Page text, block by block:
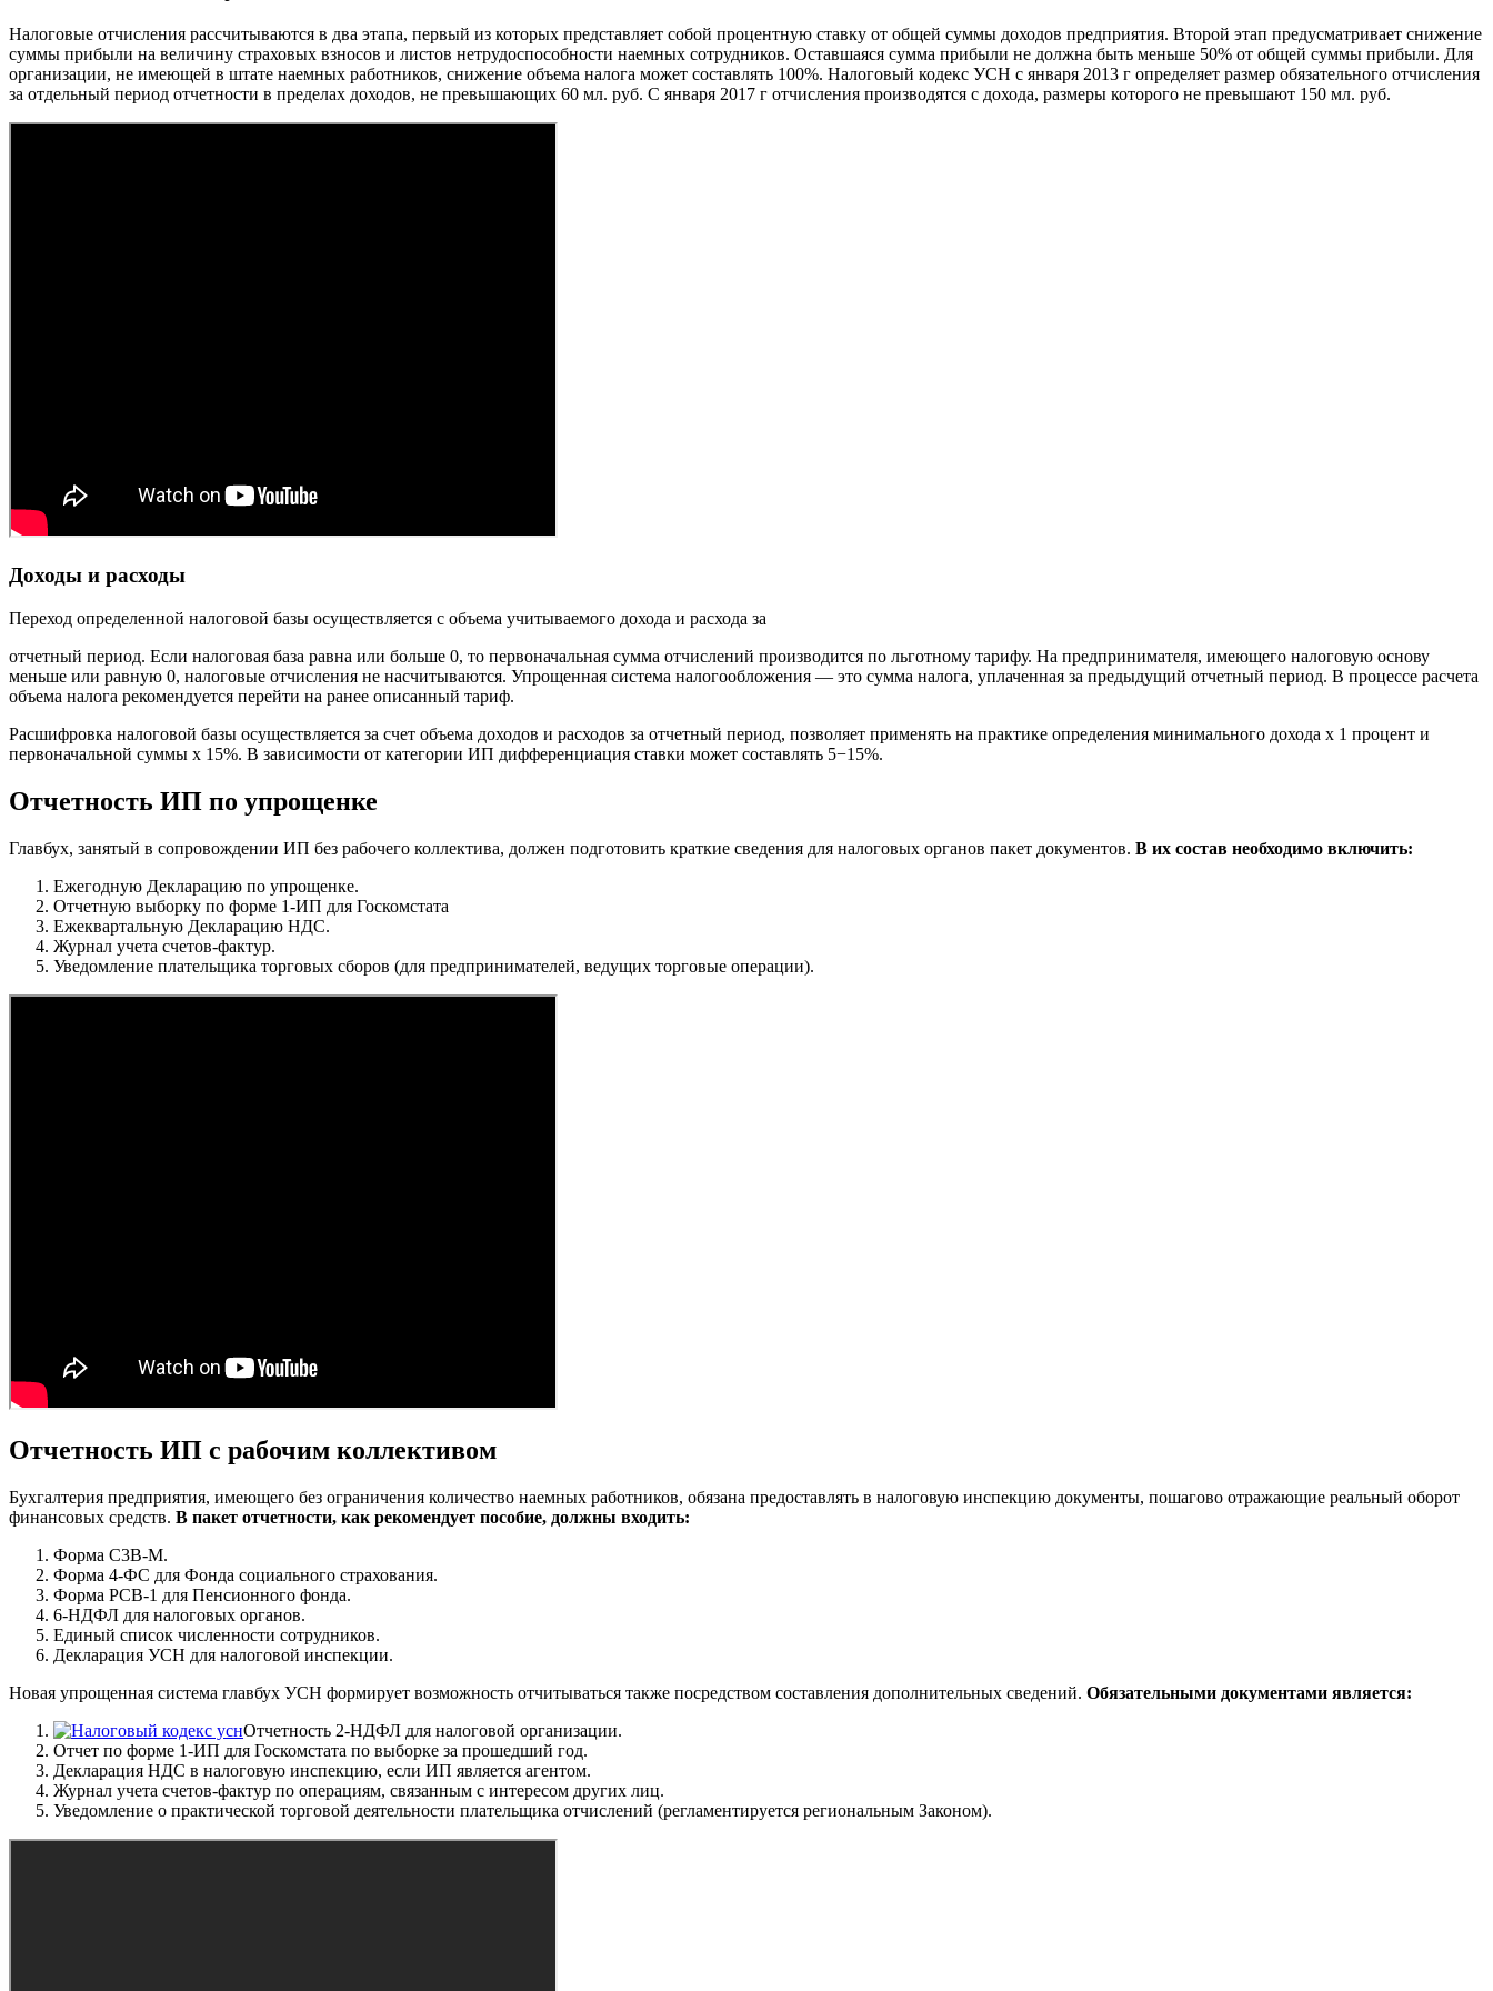
Налоговые отчисления рассчитываются в два этапа, первый из которых представляет собой процентную ставку от общей суммы доходов предприятия. Второй этап предусматривает снижение
суммы прибыли на величину страховых взносов и листов нетрудоспособности наемных сотрудников. Оставшаяся сумма прибыли не должна быть меньше 50% от общей суммы прибыли. Для
организации, не имеющей в штате наемных работников, снижение объема налога может составлять 100%. Налоговый кодекс УСН с января 2013 г определяет размер обязательного отчисления
за отдельный период отчетности в пределах доходов, не превышающих 60 мл. руб. С января 2017 г отчисления производятся с дохода, размеры которого не превышают 150 мл. руб.
Доходы и расходы
Переход определенной налоговой базы осуществляется с объема учитываемого дохода и расхода за
отчетный период. Если налоговая база равна или больше 0, то первоначальная сумма отчислений производится по льготному тарифу. На предпринимателя, имеющего налоговую основу
меньше или равную 0, налоговые отчисления не насчитываются. Упрощенная система налогообложения — это сумма налога, уплаченная за предыдущий отчетный период. В процессе расчета
объема налога рекомендуется перейти на ранее описанный тариф.
Расшифровка налоговой базы осуществляется за счет объема доходов и расходов за отчетный период, позволяет применять на практике определения минимального дохода х 1 процент и
первоначальной суммы х 15%. В зависимости от категории ИП дифференциация ставки может составлять 5−15%.
Отчетность ИП по упрощенке
Главбух, занятый в сопровождении ИП без рабочего коллектива, должен подготовить краткие сведения для налоговых органов пакет документов. В их состав необходимо включить:
Ежегодную Декларацию по упрощенке.
Отчетную выборку по форме 1-ИП для Госкомстата
Ежеквартальную Декларацию НДС.
Журнал учета счетов-фактур.
Уведомление плательщика торговых сборов (для предпринимателей, ведущих торговые операции).
Отчетность ИП с рабочим коллективом
Бухгалтерия предприятия, имеющего без ограничения количество наемных работников, обязана предоставлять в налоговую инспекцию документы, пошагово отражающие реальный оборот
финансовых средств. В пакет отчетности, как рекомендует пособие, должны входить:
Форма С3В-М.
Форма 4-ФС для Фонда социального страхования.
Форма РСВ-1 для Пенсионного фонда.
6-НДФЛ для налоговых органов.
Единый список численности сотрудников.
Декларация УСН для налоговой инспекции.
Новая упрощенная система главбух УСН формирует возможность отчитываться также посредством составления дополнительных сведений. Обязательными документами является:
Отчетность 2-НДФЛ для налоговой организации.
Отчет по форме 1-ИП для Госкомстата по выборке за прошедший год.
Декларация НДС в налоговую инспекцию, если ИП является агентом.
Журнал учета счетов-фактур по операциям, связанным с интересом других лиц.
Уведомление о практической торговой деятельности плательщика отчислений (регламентируется региональным Законом).